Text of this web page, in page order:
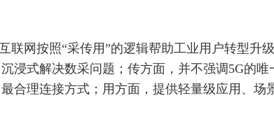
联网按照“采传用”的逻辑帮助工业用户转型升
浸式解决数采问题；传方面，并不强调5G的唯
合理连接方式；用方面，提供轻量级应用、场